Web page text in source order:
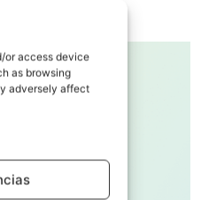
or access device
as browsing
adversely affect